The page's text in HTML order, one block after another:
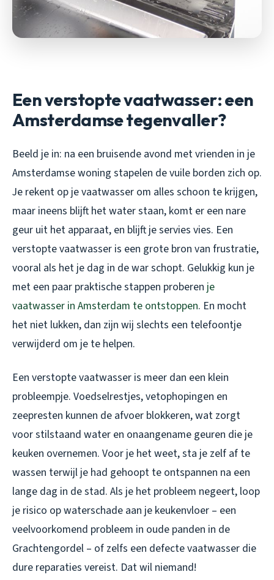
Een verstopte vaatwasser: een
Amsterdamse tegenvaller?
Beeld je in: na een bruisende avond met vrienden in je
Amsterdamse woning stapelen de vuile borden zich op.
Je rekent op je vaatwasser om alles schoon te krijgen,
maar ineens blijft het water staan, komt er een nare
geur uit het apparaat, en blijft je servies vies. Een
verstopte vaatwasser is een grote bron van frustratie,
vooral als het je dag in de war schopt. Gelukkig kun je
met een paar praktische stappen proberen je
vaatwasser in Amsterdam te ontstoppen. En mocht
het niet lukken, dan zijn wij slechts een telefoontje
verwijderd om je te helpen.
Een verstopte vaatwasser is meer dan een klein
probleempje. Voedselrestjes, vetophopingen en
zeepresten kunnen de afvoer blokkeren, wat zorgt
voor stilstaand water en onaangename geuren die je
keuken overnemen. Voor je het weet, sta je zelf af te
wassen terwijl je had gehoopt te ontspannen na een
lange dag in de stad. Als je het probleem negeert, loop
je risico op waterschade aan je keukenvloer – een
veelvoorkomend probleem in oude panden in de
Grachtengordel – of zelfs een defecte vaatwasser die
dure reparaties vereist. Dat wil niemand!